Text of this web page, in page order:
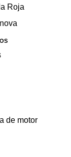
Roja
de motor